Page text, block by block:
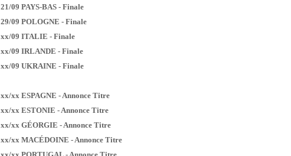
21/09 PAYS-BAS - Finale
29/09 POLOGNE - Finale
xx/09 ITALIE - Finale
xx/09 IRLANDE - Finale
xx/09 UKRAINE - Finale
xx/xx ESPAGNE - Annonce Titre
xx/xx ESTONIE - Annonce Titre
xx/xx GÉORGIE - Annonce Titre
xx/xx MACÉDOINE - Annonce Titre